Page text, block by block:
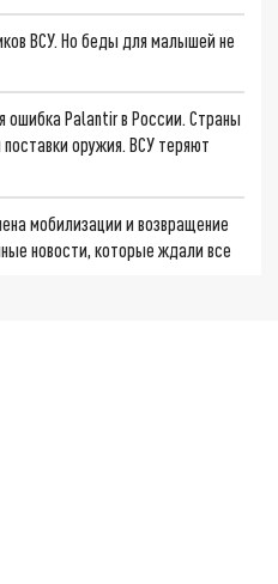
ВСУ. Но беды для малышей не
ошибка Palantir в России. Страны
оружия. ВСУ теряют
мобилизации и возвращение
новости, которые ждали все